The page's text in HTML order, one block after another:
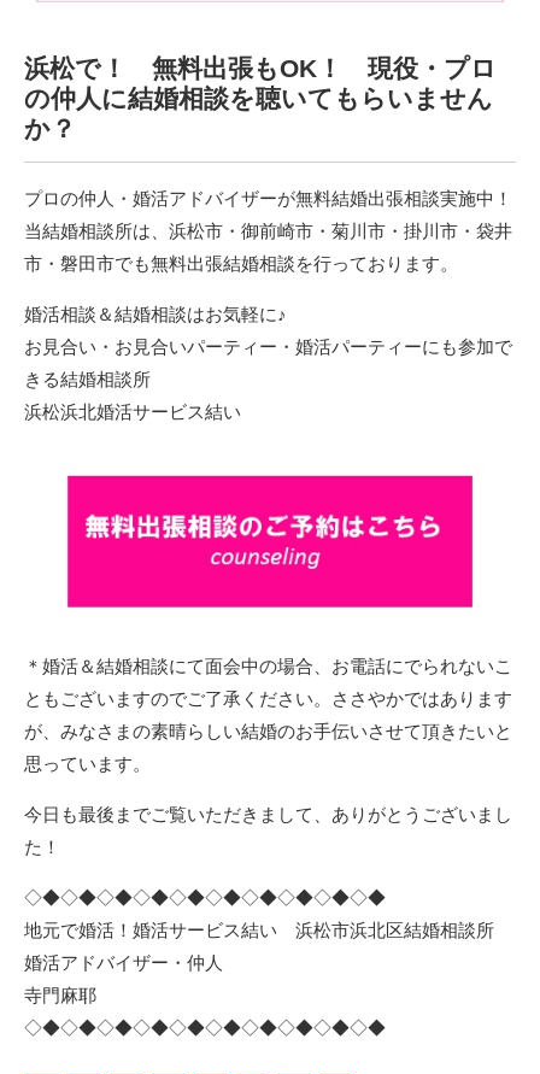
浜松で！ 無料出張もOK！ 現役・プロ
の仲人に結婚相談を聴いてもらいません
か？
プロの仲人・婚活アドバイザーが無料結婚出張相談実施中！
当結婚相談所は、浜松市・御前崎市・菊川市・掛川市・袋井
市・磐田市でも無料出張結婚相談を行っております。
婚活相談＆結婚相談はお気軽に♪
お見合い・お見合いパーティー・婚活パーティーにも参加で
きる結婚相談所
浜松浜北婚活サービス結い
＊婚活＆結婚相談にて面会中の場合、お電話にでられないこ
ともございますのでご了承ください。ささやかではあります
が、みなさまの素晴らしい結婚のお手伝いさせて頂きたいと
思っています。
今日も最後までご覧いただきまして、ありがとうございまし
た！
◇◆◇◆◇◆◇◆◇◆◇◆◇◆◇◆◇◆◇◆
地元で婚活！婚活サービス結い 浜松市浜北区結婚相談所
婚活アドバイザー・仲人
寺門麻耶
◇◆◇◆◇◆◇◆◇◆◇◆◇◆◇◆◇◆◇◆